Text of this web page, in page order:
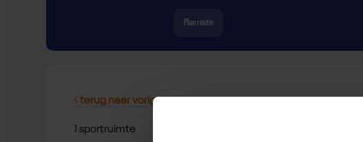
Plan route
terug naar vorige pagina
1 sportruimte